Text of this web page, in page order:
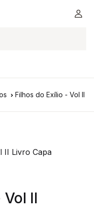
Filhos do Exílio - Vol II
II